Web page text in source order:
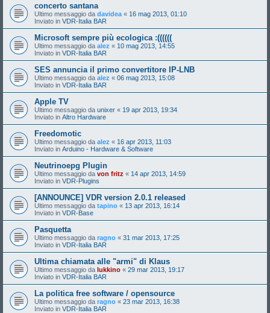
concerto santana
Ultimo messaggio da davidea « 16 mag 2013, 01:10
Inviato in VDR-Italia BAR
Microsoft sempre più ecologica :((((((
Ultimo messaggio da alez « 10 mag 2013, 14:55
Inviato in VDR-Italia BAR
SES annuncia il primo convertitore IP-LNB
Ultimo messaggio da alez « 06 mag 2013, 15:08
Inviato in VDR-Italia BAR
Apple TV
Ultimo messaggio da unixer « 19 apr 2013, 19:34
Inviato in Altro Hardware
Freedomotic
Ultimo messaggio da alez « 16 apr 2013, 11:03
Inviato in Arduino - Hardware & Software
Neutrinoepg Plugin
Ultimo messaggio da von fritz « 14 apr 2013, 14:59
Inviato in VDR-Plugins
[ANNOUNCE] VDR version 2.0.1 released
Ultimo messaggio da tapino « 13 apr 2013, 16:14
Inviato in VDR-Base
Pasquetta
Ultimo messaggio da ragno « 31 mar 2013, 17:25
Inviato in VDR-Italia BAR
Ultima chiamata alle "armi" di Klaus
Ultimo messaggio da lukkino « 29 mar 2013, 19:17
Inviato in VDR-Italia BAR
La politica free software / opensource
Ultimo messaggio da ragno « 23 mar 2013, 16:38
Inviato in VDR-Italia BAR